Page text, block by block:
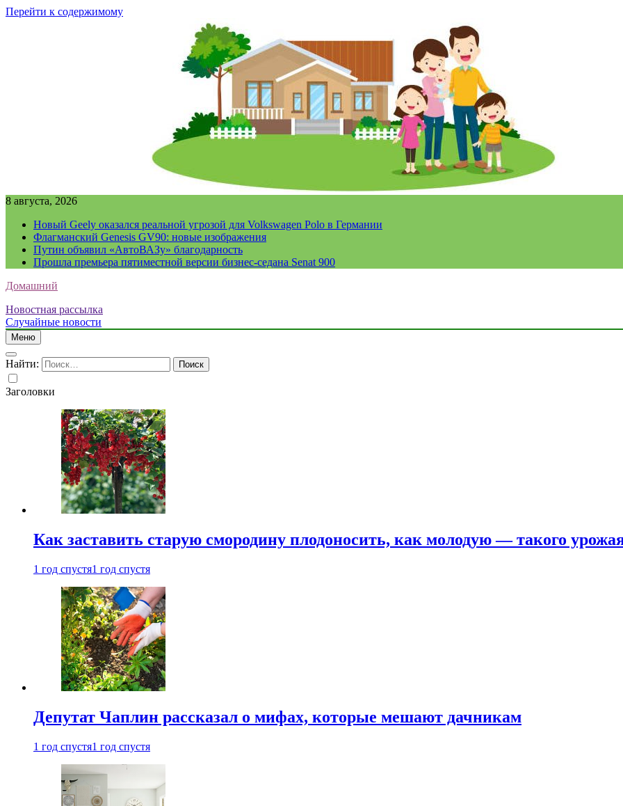
Перейти к содержимому
8 августа, 2026
Новый Geely оказался реальной угрозой для Volkswagen Polo в Германии
Флагманский Genesis GV90: новые изображения
Путин объявил «АвтоВАЗу» благодарность
Прошла премьера пятиместной версии бизнес-седана Senat 900
Домашний
Новостная рассылка
Случайные новости
Меню
Найти:
Заголовки
Как заставить старую смородину плодоносить, как молодую — такого
1 год спустя1 год спустя
Депутат Чаплин рассказал о мифах, которые мешают дачникам
1 год спустя1 год спустя